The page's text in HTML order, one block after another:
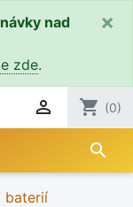
nad
zde.
×
 shopping_cart (0)
search
baterií